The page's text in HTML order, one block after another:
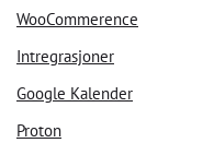
WooCommerence
Intregrasjoner
Google Kalender
Proton